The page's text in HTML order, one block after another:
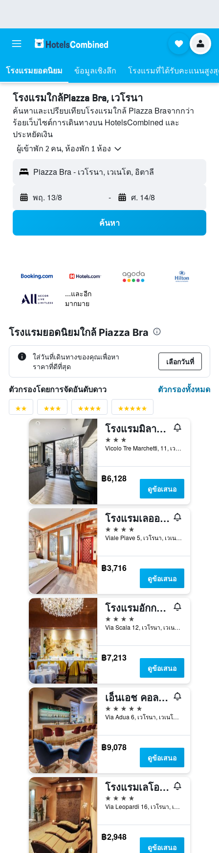
โรงแรมยอดนิยม ข้อมูลเชิงลึก โรงแรมที่ได้รับคะแนนสูง
โรงแรมใกล้Piazza Bra, เวโรนา
ค้นหาและเปรียบเทียบโรงแรมใกล้ Piazza Braจากกว่า
ร้อยเว็บไซต์การเดินทางบน HotelsCombined และ
ประหยัดเงิน
ผู้เข้าพัก 2 คน, ห้องพัก 1 ห้อง
Piazza Bra - เวโรนา, เวเนโต, อิตาลี
พฤ. 13/8 - ศ. 14/8
ค้นหา
...และอีก
มากมาย
โรงแรมยอดนิยมใกล้ Piazza Bra
ใส่วันที่เดินทางของคุณเพื่อหา
ราคาที่ดีที่สุด
เลือกวันที่
ตัวกรองโดยการจัดอันดับดาว ตัวกรองทั้งหมด
โรงแรมมิลาโน และสปา
3 ดาว
Vicolo Tre Marchetti, 11, เวโรนา, เวเนโต, อิตาลี
฿6,128
ดูข้อเสนอ
โรงแรมเลออน โดโร
4 ดาว
Viale Piave 5, เวโรนา, เวเนโต, อิตาลี
฿3,716
ดูข้อเสนอ
โรงแรมอักกาเดเมีย
4 ดาว
Via Scala 12, เวโรนา, เวเนโต, อิตาลี
฿7,213
ดูข้อเสนอ
เอ็นเอช คอลเลกชัน ปาลาซโซ เวโรนา
5 ดาว
Via Adua 6, เวโรนา, เวเนโต, อิตาลี
฿9,078
ดูข้อเสนอ
โรงแรมเลโอปาร์ดี
4 ดาว
Via Leopardi 16, เวโรนา, เวเนโต, อิตาลี
฿2,948
ดูข้อเสนอ